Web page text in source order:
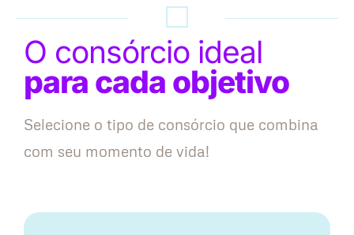
O consórcio ideal
para cada objetivo
Selecione o tipo de consórcio que combina
com seu momento de vida!